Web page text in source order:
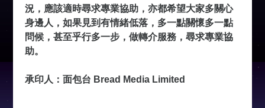
況，應該適時尋求專業協助，亦都希望大家多關心
身邊人，如果見到有情緒低落，多一點關懷多一點
問候，甚至乎行多一步，做轉介服務，尋求專業協
助。
承印人：面包台 Bread Media Limited